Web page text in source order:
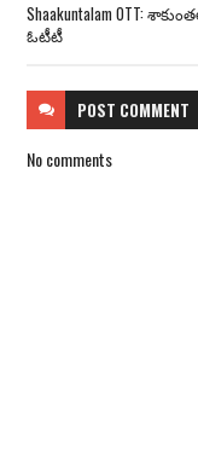
Shaakuntalam OTT:
ఓటీటీ
POST COMMENT
No comments